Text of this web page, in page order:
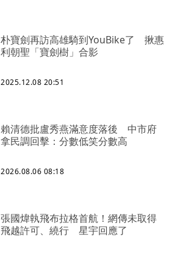
朴寶劍再訪高雄騎到YouBike了 揪惠
利朝聖「寶劍樹」合影
2025.12.08 20:51
賴清德批盧秀燕滿意度落後 中市府
拿民調回擊：分數低笑分數高
2026.08.06 08:18
張國煒執飛布拉格首航！網傳未取得
飛越許可、繞行 星宇回應了